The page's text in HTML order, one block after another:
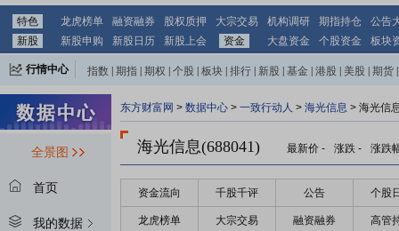
特色 龙虎榜单 融资融券 股权质押 大宗交易 机构调研 期指持仓
公告
新股
新股申购 新股日历 新股上会 资金 大盘资金 个股资金 板块
行情中心 指数 期指 期权 个股 板块 排行 新股 基金 港股 美股 期货
全景图
首页
我的数据
东方财富网 > 数据中心 > 一致行动人 > 海光信息 > 海光信
海光信息(688041) 最新价 - 涨跌 - 涨跌
资金流向 千股千评 公告 个股
龙虎榜单 大宗交易 融资融券 高管